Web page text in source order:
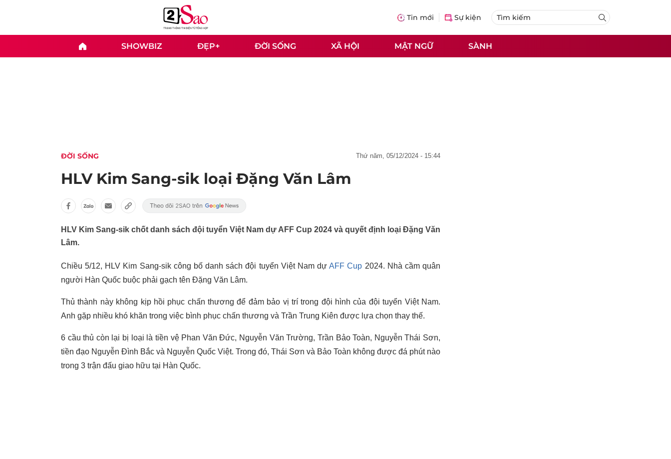
Tin mới Sự kiện
SHOWBIZ ĐẸP+ ĐỜI SỐNG XÃ HỘI MẬT NGỮ SÀNH
ĐỜI SỐNG thứ năm, 05/12/2024 - 15:44
HLV Kim Sang-sik loại Đặng Văn Lâm
HLV Kim Sang-sik chốt danh sách đội tuyển Việt Nam dự AFF Cup 2024 và quyết định loại Đặng Văn
Lâm.
Chiều 5/12, HLV Kim Sang-sik công bố danh sách đội tuyển Việt Nam dựAFF Cup 2024. Nhà cầm quân
người Hàn Quốc buộc phải gạch tên Đặng Văn Lâm.
Thủ thành này không kịp hồi phục chấn thương để đảm bảo vị trí trong đội hình của đội tuyển Việt Nam.
Anh gặp nhiều khó khăn trong việc bình phục chấn thương và Trần Trung Kiên được lựa chọn thay thế.
6 cầu thủ còn lại bị loại là tiền vệ Phan Văn Đức, Nguyễn Văn Trường, Trần Bảo Toàn, Nguyễn Thái Sơn,
tiền đạo Nguyễn Đình Bắc và Nguyễn Quốc Việt. Trong đó, Thái Sơn và Bảo Toàn không được đá phút nào
trong 3 trận đấu giao hữu tại Hàn Quốc.